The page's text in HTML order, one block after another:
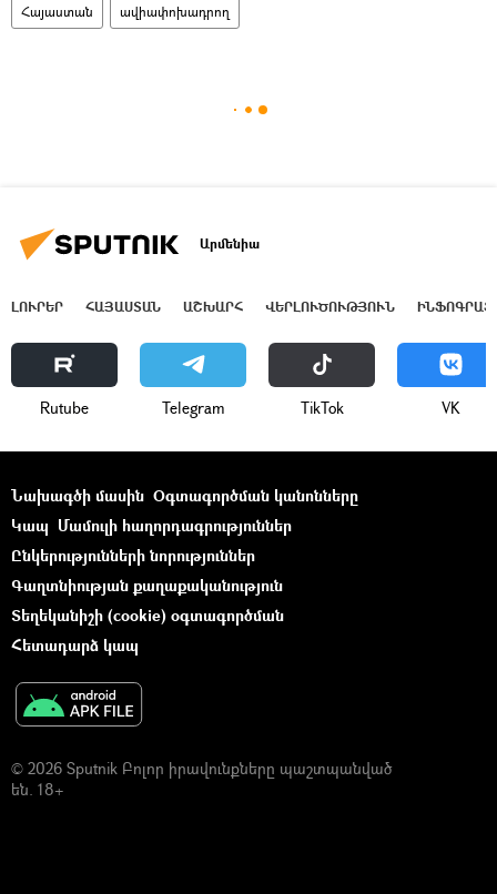
Հայաստան ավիափոխադրող
Արմենիա
ԼՈՒՐԵՐ ՀԱՅԱՍՏԱՆ ԱՇԽԱՐՀ ՎԵՐԼՈՒԾՈՒԹՅՈՒՆ
Rutube Telegram ТikТоk VK
Նախագծի մասին Օգտագործման կանոնները
Կապ Մամուլի հաղորդագրություններ
Ընկերությունների նորություններ
Գաղտնիության քաղաքականություն
Տեղեկանիշի (cookie) օգտագործման
Հետադարձ կապ
© 2026 Sputnik Բոլոր իրավունքները պաշտպանված
են. 18+